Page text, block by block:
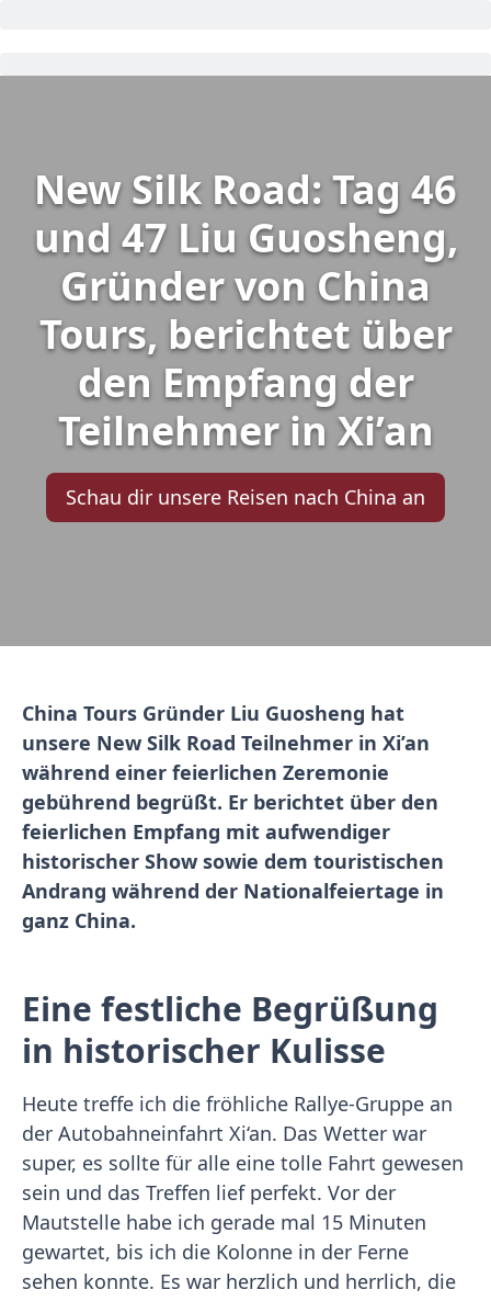
New Silk Road: Tag 46
und 47 Liu Guosheng,
Gründer von China
Tours, berichtet über
den Empfang der
Teilnehmer in Xi’an
Schau dir unsere Reisen nach China an
China Tours Gründer Liu Guosheng hat
unsere New Silk Road Teilnehmer in Xi’an
während einer feierlichen Zeremonie
gebührend begrüßt. Er berichtet über den
feierlichen Empfang mit aufwendiger
historischer Show sowie dem touristischen
Andrang während der Nationalfeiertage in
ganz China.
Eine festliche Begrüßung
in historischer Kulisse
Heute treffe ich die fröhliche Rallye-Gruppe an
der Autobahneinfahrt Xi‘an. Das Wetter war
super, es sollte für alle eine tolle Fahrt gewesen
sein und das Treffen lief perfekt. Vor der
Mautstelle habe ich gerade mal 15 Minuten
gewartet, bis ich die Kolonne in der Ferne
sehen konnte. Es war herzlich und herrlich, die